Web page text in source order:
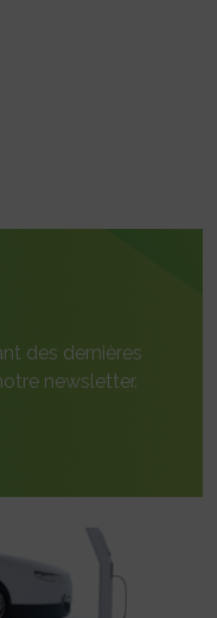
des dernières
newsletter.